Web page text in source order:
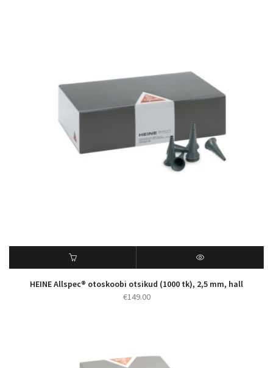
HEINE Allspec® otoskoobi otsikud (1000 tk), 2,5 mm, hall
€149.00